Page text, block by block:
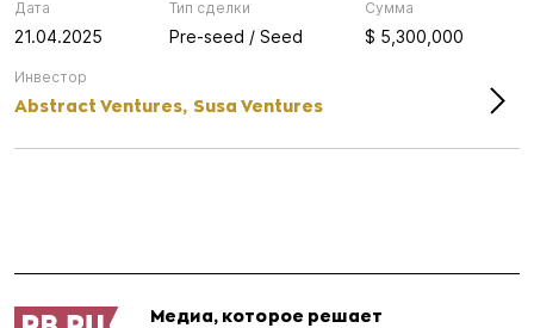
Дата
21.04.2025
Тип сделки
Pre-seed / Seed
Сумма
$ 5,300,000
Инвестор
Abstract Ventures, Susa Ventures
Медиа, которое решает